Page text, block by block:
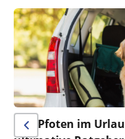
Vier Pfoten im